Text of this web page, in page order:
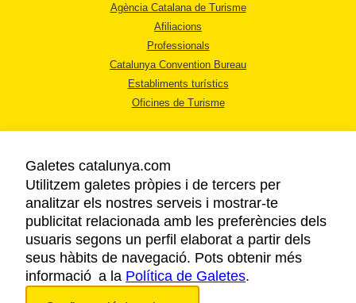
Agència Catalana de Turisme
Afiliacions
Professionals
Catalunya Convention Bureau
Establiments turístics
Oficines de Turisme
AVÍS LEGAL
POLÍTICA DE PRIVACITAT
COOKIES
ACCESSIBILITAT
Galetes catalunya.com
Utilitzem galetes pròpies i de tercers per
analitzar els nostres serveis i mostrar-te
publicitat relacionada amb les preferències dels
usuaris segons un perfil elaborat a partir dels
seus hàbits de navegació. Pots obtenir més
informació a la Política de Galetes.